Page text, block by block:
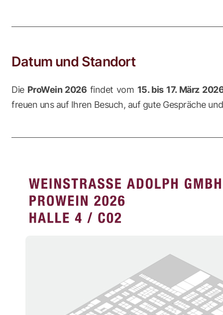
Datum und Standort
Die ProWein 2026 findet vom 15. bis 17. März
freuen uns auf Ihren Besuch, auf gute Gespräche